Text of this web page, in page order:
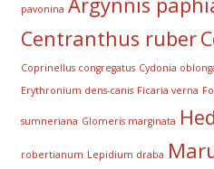
pavonina
Centranthus ruber
Coprinellus congregatus Cydonia
Erythronium dens-canis Ficaria verna
sumneriana Glomeris marginata
robertianum Lepidium draba